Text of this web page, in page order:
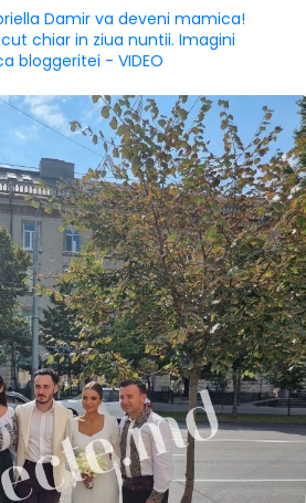
Damir va deveni mamica!
chiar in ziua nuntii. Imagini
bloggeritei - VIDEO